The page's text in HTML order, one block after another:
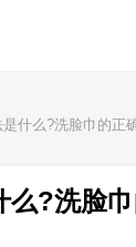
什么?洗脸巾的正
?洗脸